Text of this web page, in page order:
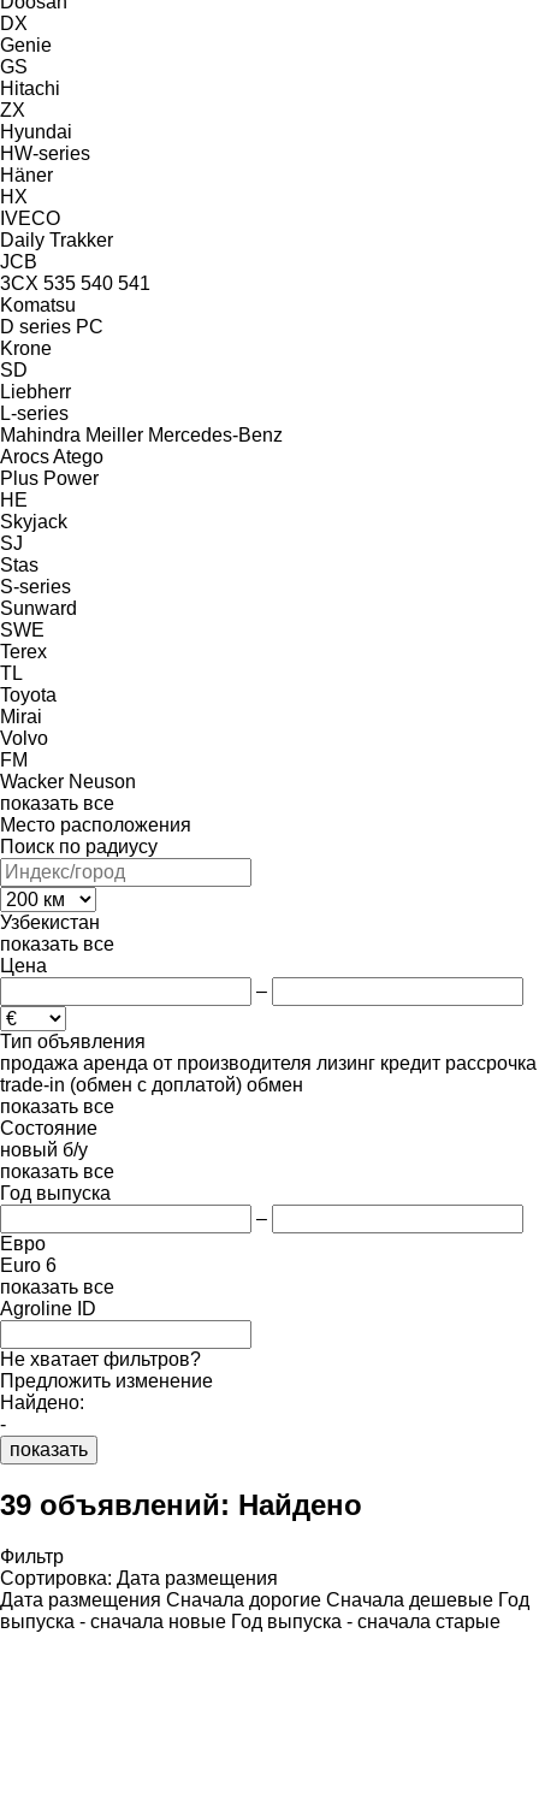
DX
Genie
GS
Hitachi
ZX
Hyundai
HW-series
Häner
HX
IVECO
Daily Trakker
JCB
3CX 535 540 541
Komatsu
D series PC
Krone
SD
Liebherr
L-series
Mahindra Meiller Mercedes-Benz
ArocsAtego
Plus Power
HE
Skyjack
SJ
Stas
S-series
Sunward
SWE
Terex
TL
Toyota
Mirai
Volvo
FM
Wacker Neuson
показать все
Место расположения
Поиск по радиусу
Узбекистан
показать все
Цена
–
Тип объявления
продажа аренда от производителя лизинг кредит рассрочка
trade-in (обмен с доплатой) обмен
показать все
Состояние
новый б/у
показать все
Год выпуска
–
Евро
Euro 6
показать все
Agroline ID
Не хватает фильтров?
Предложить изменение
Найдено:
-
показать
39 объявлений: Найдено
Фильтр
Сортировка: Дата размещения
Дата размещения Сначала дорогие Сначала дешевые Год
выпуска - сначала новые Год выпуска - сначала старые